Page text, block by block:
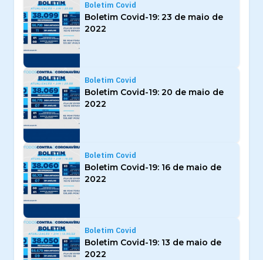
Boletim Covid
Boletim Covid-19: 23 de maio de
2022
Boletim Covid
Boletim Covid-19: 20 de maio de
2022
Boletim Covid
Boletim Covid-19: 16 de maio de
2022
Boletim Covid
Boletim Covid-19: 13 de maio de
2022